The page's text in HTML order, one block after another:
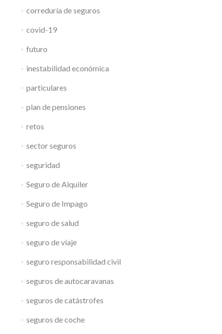
correduría de seguros
covid-19
futuro
inestabilidad económica
particulares
plan de pensiones
retos
sector seguros
seguridad
Seguro de Alquiler
Seguro de Impago
seguro de salud
seguro de viaje
seguro responsabilidad civil
seguros de autocaravanas
seguros de catástrofes
seguros de coche